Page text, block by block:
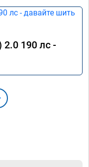
2.0 190 лс -